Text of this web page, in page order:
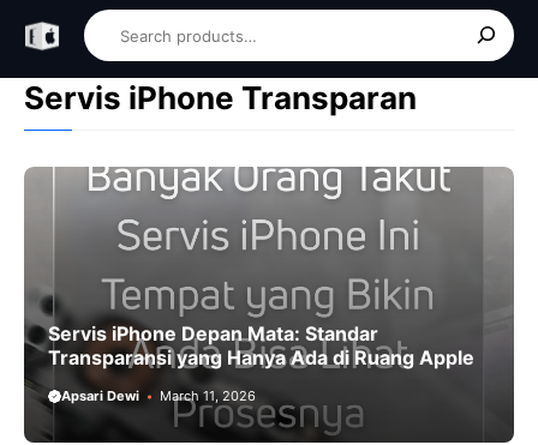
content
Servis iPhone Transparan
Servis iPhone Depan Mata: Standar
Transparansi yang Hanya Ada di Ruang Apple
Apsari Dewi March 11, 2026